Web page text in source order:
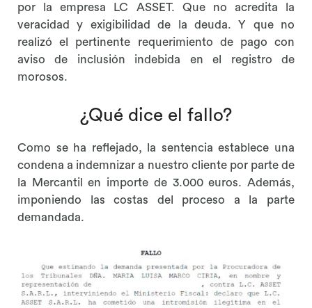
por la empresa LC ASSET. Que no acredita la
veracidad y exigibilidad de la deuda. Y que no
realizó el pertinente requerimiento de pago con
aviso de inclusión indebida en el registro de
morosos.
¿Qué dice el fallo?
Como se ha reflejado, la sentencia establece una
condena a indemnizar a nuestro cliente por parte de
la Mercantil en importe de 3.000 euros. Además,
imponiendo las costas del proceso a la parte
demandada.